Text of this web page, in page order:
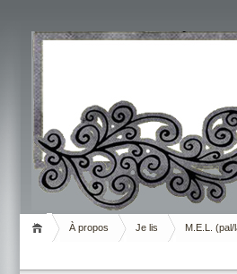
Livrement
À propos Je lis M.E.L. (pal/